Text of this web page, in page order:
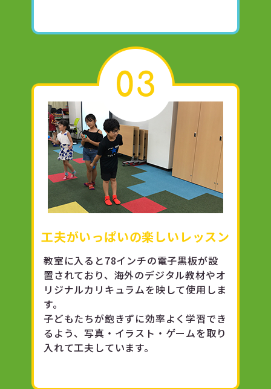
工夫がいっぱいの楽しいレッスン
教室に入ると78インチの電子黒板が設
置されており、海外のデジタル教材やオ
リジナルカリキュラムを映して使用しま
す。
子どもたちが飽きずに効率よく学習でき
るよう、写真・イラスト・ゲームを取り
入れて工夫しています。